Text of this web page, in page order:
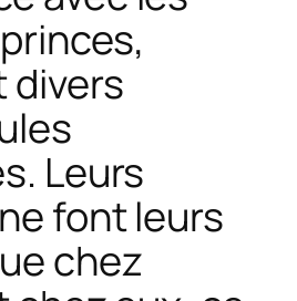
divers
Leurs
font leurs
chez